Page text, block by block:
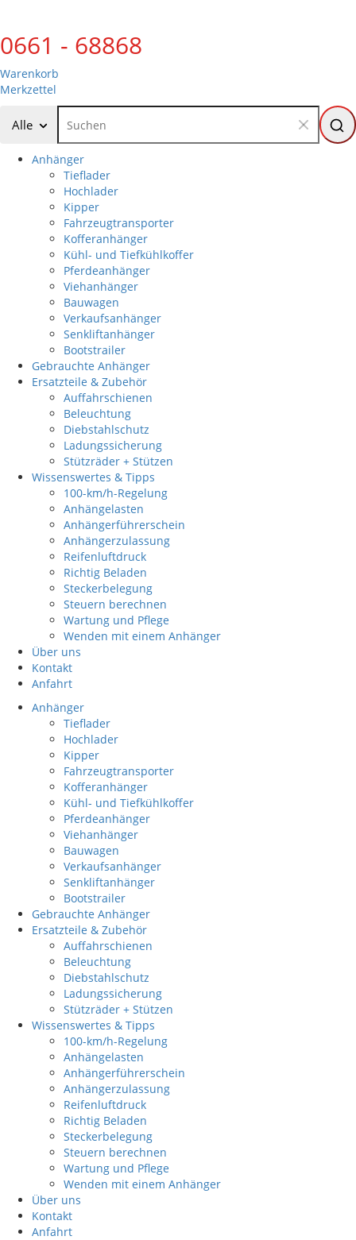
0661 - 68868
Warenkorb
Merkzettel
Alle
Anhänger
Tieflader
Hochlader
Kipper
Fahrzeugtransporter
Kofferanhänger
Kühl- und Tiefkühlkoffer
Pferdeanhänger
Viehanhänger
Bauwagen
Verkaufsanhänger
Senkliftanhänger
Bootstrailer
Gebrauchte Anhänger
Ersatzteile & Zubehör
Auffahrschienen
Beleuchtung
Diebstahlschutz
Ladungssicherung
Stützräder + Stützen
Wissenswertes & Tipps
100-km/h-Regelung
Anhängelasten
Anhängerführerschein
Anhängerzulassung
Reifenluftdruck
Richtig Beladen
Steckerbelegung
Steuern berechnen
Wartung und Pflege
Wenden mit einem Anhänger
Über uns
Kontakt
Anfahrt
Anhänger
Tieflader
Hochlader
Kipper
Fahrzeugtransporter
Kofferanhänger
Kühl- und Tiefkühlkoffer
Pferdeanhänger
Viehanhänger
Bauwagen
Verkaufsanhänger
Senkliftanhänger
Bootstrailer
Gebrauchte Anhänger
Ersatzteile & Zubehör
Auffahrschienen
Beleuchtung
Diebstahlschutz
Ladungssicherung
Stützräder + Stützen
Wissenswertes & Tipps
100-km/h-Regelung
Anhängelasten
Anhängerführerschein
Anhängerzulassung
Reifenluftdruck
Richtig Beladen
Steckerbelegung
Steuern berechnen
Wartung und Pflege
Wenden mit einem Anhänger
Über uns
Kontakt
Anfahrt